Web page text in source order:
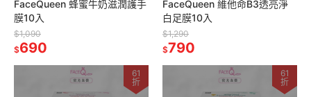
FaceQueen 蜂蜜牛奶滋潤護手
膜10入
$1,090
$690
FaceQueen 維他命B3透亮淨
白足膜10入
$1,290
$790
61
折
61
折